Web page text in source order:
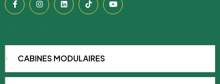
CABINES MODULAIRES